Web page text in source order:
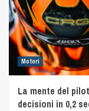
Motori
La mente del
decisioni in 0,2